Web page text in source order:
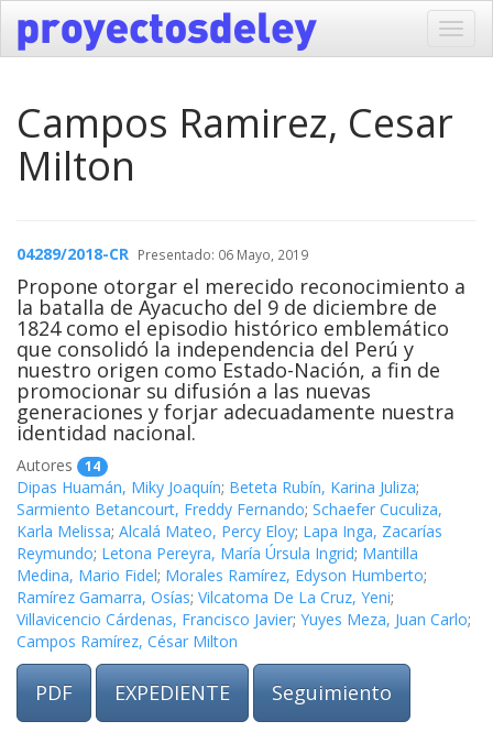
Campos Ramirez, Cesar
Milton
04289/2018-CR Presentado: 06 Mayo, 2019
Propone otorgar el merecido reconocimiento a
la batalla de Ayacucho del 9 de diciembre de
1824 como el episodio histórico emblemático
que consolidó la independencia del Perú y
nuestro origen como Estado-Nación, a fin de
promocionar su difusión a las nuevas
generaciones y forjar adecuadamente nuestra
identidad nacional.
Autores 14
Dipas Huamán, Miky Joaquín; Beteta Rubín, Karina Juliza;
Sarmiento Betancourt, Freddy Fernando; Schaefer Cuculiza,
Karla Melissa; Alcalá Mateo, Percy Eloy; Lapa Inga, Zacarías
Reymundo; Letona Pereyra, María Úrsula Ingrid; Mantilla
Medina, Mario Fidel; Morales Ramírez, Edyson Humberto;
Ramírez Gamarra, Osías; Vilcatoma De La Cruz, Yeni;
Villavicencio Cárdenas, Francisco Javier; Yuyes Meza, Juan Carlo;
Campos Ramírez, César Milton
PDF EXPEDIENTE Seguimiento